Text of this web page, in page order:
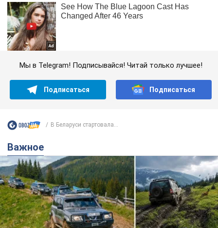
Мы в Telegram! Подписывайся! Читай только лучшее!
Подписаться Подписаться
В Беларуси стартовала...
Важное